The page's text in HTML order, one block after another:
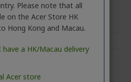
Please note that all
on the Acer Store HK
Hong Kong and Macau.
have a HK/Macau delivery
Acer store